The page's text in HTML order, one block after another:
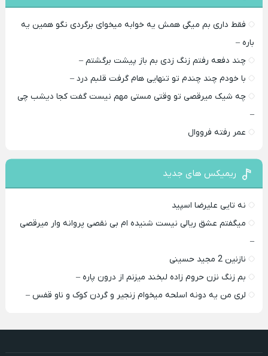
فقط داری بم میگی همش یه خوابه میخوای برگردی نگو همین یه
باره –
چند دفعه رفتم زنگ زدی بم باز پیشت برگشتم –
با خودم چند چندم تو تنهایی هام گرفت قلبم درد –
چه شیک میرقصی تو وقتی مستی مهم نیست گفت کجا دیشب چی
–
عمر رفته فرووال
ریمیکس های جدید
نه تایی علیرضا اسپید
میگفتم عشق ریالی نیست شنیده ام بی نقصی پروانه وار میرقصی
–
نازنین 2 مجید حسینی
بم زنگ نزن حروم زاده لبخند میزنم از درون پاره –
لری من یه دونه اسلحه میخوام زﻧﺠﻴﺮ و ﮔﺮدن ﻛﻮک و ﻧﺎو ﻗﻔﺲ –